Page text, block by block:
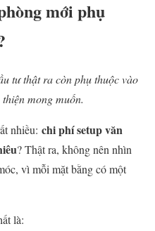
mới phụ
tư thật ra còn phụ thuộc vào
mong muốn.
nhiều: chi phí setup văn
? Thật ra, không nên nhìn
vì mỗi mặt bằng có một
là: